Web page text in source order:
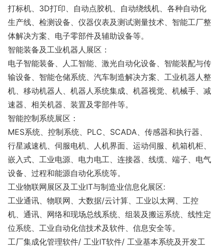
打标机、3D打印、自动点胶机、自动绕线机、各种自动化
生产线、检测设备、仪器仪表及测试测量技术、智能工厂整
体解决方案、电子零部件及辅助设备等。
智能装备及工业机器人展区：
电子智能装备、人工智能、激光自动化设备、智能装配与传
输设备、智能仓储系统、汽车制造解决方案、工业机器人整
机、移动机器人、机器人系统集成、机器视觉、机械手、减
速器、相关机器、装置及零部件等。
智能控制系统展区：
MES系统、控制系统、PLC、SCADA、传感器和执行器、
行星减速机、伺服电机、人机界面、运动伺服、机箱机柜、
嵌入式、工业电源、电力电工、连接器、线缆、端子、电气
设备、过程和能源自动化系统等。
工业物联网展区及工业IT与制造业信息化展区:
工业通讯、物联网、大数据/云计算、工业以太网、工控
机、通讯、网络和现场总线系统、组装及搬运系统、线性定
位系统、工业自动化信技术及软件、信息安全等。
工厂集成化管理软件/ 工业IT软件/ 工业基本系统及开发工